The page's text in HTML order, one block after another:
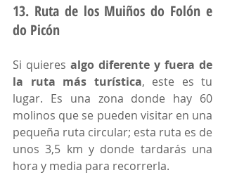
13. Ruta de los Muiños do Folón e
do Picón
Si quieres algo diferente y fuera de
la ruta más turística, este es tu
lugar. Es una zona donde hay 60
molinos que se pueden visitar en una
pequeña ruta circular; esta ruta es de
unos 3,5 km y donde tardarás una
hora y media para recorrerla.